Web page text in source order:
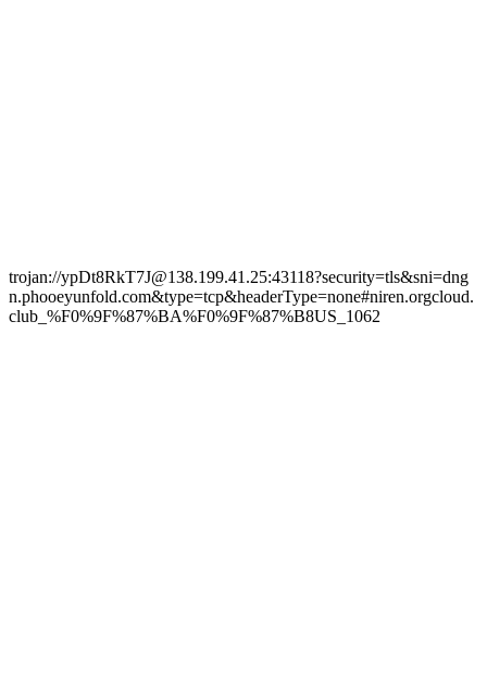
trojan://ypDt8RkT7J@138.199.41.25:43118?security=tls&sni=dng
n.phooeyunfold.com&type=tcp&headerType=none#niren.orgcloud.
club_%F0%9F%87%BA%F0%9F%87%B8US_1062